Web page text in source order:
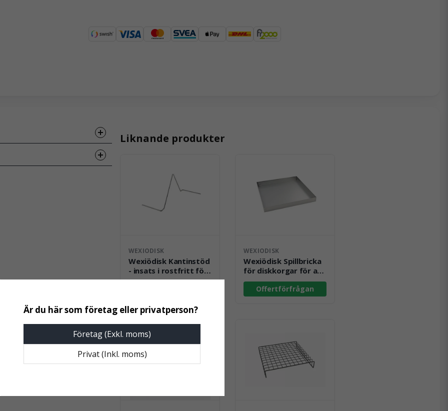
Liknande produkter
WEXIODISK
Wexiödisk Kantinstöd
- insats i rostfritt för
att diska kantiner
WEXIODISK
Wexiödisk Spillbricka
för diskkorgar för att
undvika vattenpölar
Offertförfrågan
Företag (Exkl. moms)
Privat (Inkl. moms)